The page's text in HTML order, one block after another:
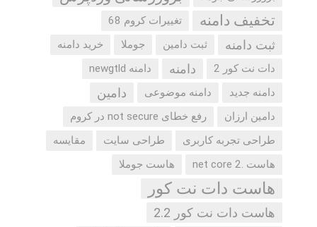
تخفیف دامنه
تغییرات کروم 68
ثبت دامنه ثبت دامین جوملا
خرید دامنه
دات نت کور 2
دامنه
دامنه newgtld
دامنه جدید
دامنه موضوعی دامین
دامین ارزان
رفع خطای not secure در کروم
طراحی تجربه کاربری
طراحی سایت
مقایسه
هاست .net core 2
هاست جوملا
هاست دات نت کور
هاست دات نت کور 2.2